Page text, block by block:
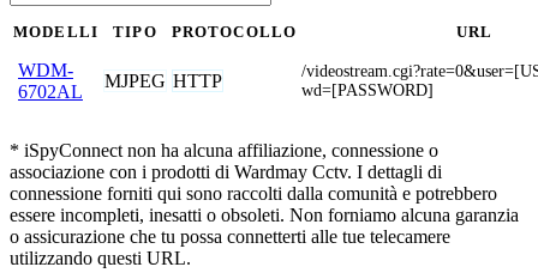
MODELLI TIPO PROTOCOLLO URL
WDM-
6702AL
MJPEG HTTP
/
wd=[PASSWORD]
* iSpyConnect non ha alcuna affiliazione, connessione o
associazione con i prodotti di Wardmay Cctv. I dettagli di
connessione forniti qui sono raccolti dalla comunità e potrebbero
essere incompleti, inesatti o obsoleti. Non forniamo alcuna garanzia
o assicurazione che tu possa connetterti alle tue telecamere
utilizzando questi URL.